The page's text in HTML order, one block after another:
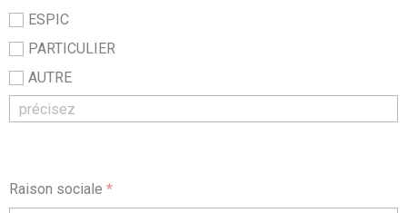
ESPIC
PARTICULIER
AUTRE
Raison sociale *